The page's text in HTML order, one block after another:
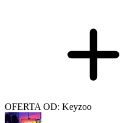
OFERTA OD: Keyzoo